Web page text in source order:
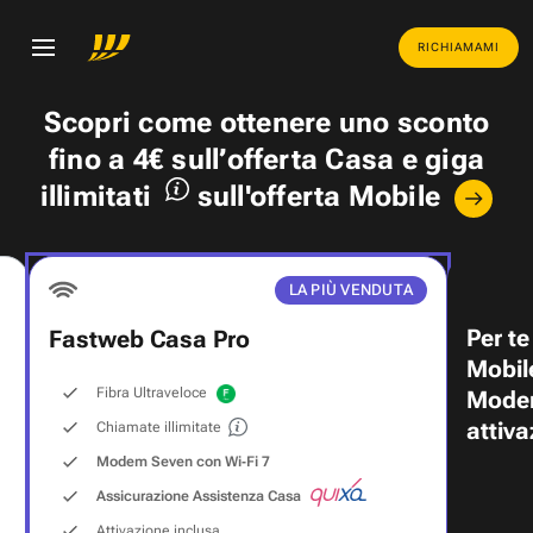
RICHIAMAMI
Scopri come ottenere uno sconto
fino a 4€ sull’offerta Casa egiga
illimitati
sull'offerta Mobile
LA PIÙ VENDUTA
Fastweb Casa Pro
Fibra Ultraveloce
Chiamate illimitate
Modem Seven con Wi‑Fi 7
Assicurazione Assistenza Casa
Per